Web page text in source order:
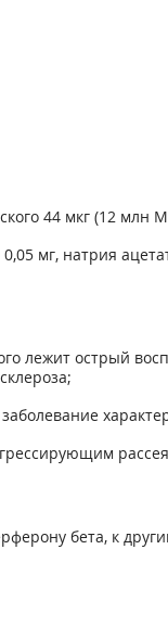
44 мкг (12 млн
мг, натрия
лежит острый
бета, к